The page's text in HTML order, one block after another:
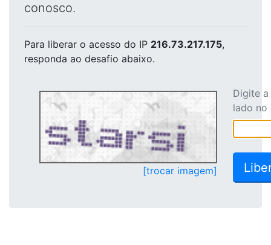
conosco.
Para liberar o acesso do IP 216.73.217.175,
responda ao desafio abaixo.
[trocar imagem]
Digite
lado no